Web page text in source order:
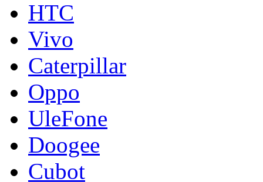
HTC
Vivo
Caterpillar
Oppo
UleFone
Doogee
Cubot